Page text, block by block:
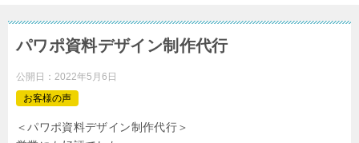
パワポ資料デザイン制作代行
公開日： 2022年5月6日
お客様の声
＜パワポ資料デザイン制作代行＞